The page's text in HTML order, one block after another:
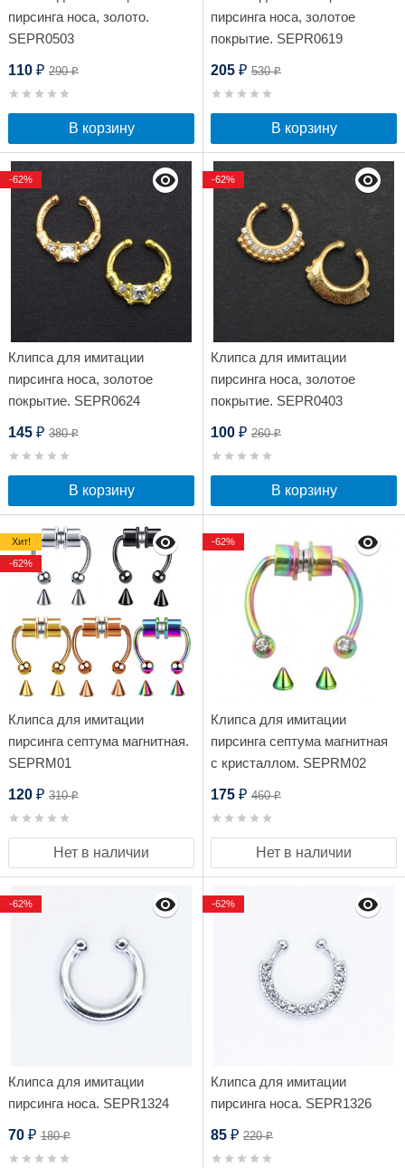
пирсинга носа, золото.
SEPR0503
110 ₽ 290₽
В корзину
пирсинга носа, золотое
покрытие. SEPR0619
205 ₽ 530₽
В корзину
Клипса для имитации
пирсинга носа, золотое
покрытие. SEPR0624
145 ₽ 380₽
В корзину
-62%
Клипса для имитации
пирсинга носа, золотое
покрытие. SEPR0403
100 ₽ 260₽
В корзину
-62%
Клипса для имитации
пирсинга септума магнитная.
SEPRM01
120 ₽ 310₽
Нет в наличии
Хит!
-62%
Клипса для имитации
пирсинга септума магнитная
с кристаллом. SEPRM02
175 ₽ 460₽
Нет в наличии
-62%
Клипса для имитации
пирсинга носа. SEPR1324
70 ₽ 180₽
-62%
Клипса для имитации
пирсинга носа. SEPR1326
85 ₽ 220₽
-62%